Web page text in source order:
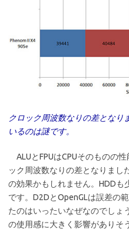
クロック周波数なりの差となり
いるのは謎です。
ALUとFPUはCPUそのものの
ック周波数なりの差となりまし
の効果かもしれません。HDDも
です。D2DとOpenGLは誤差の
たのはいったいなぜなのでしょ
の使用感に大きく影響がありそ